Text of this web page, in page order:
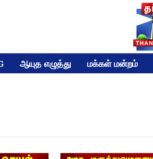
ஆயுத எழுத்து மக்கள் மன்றம்